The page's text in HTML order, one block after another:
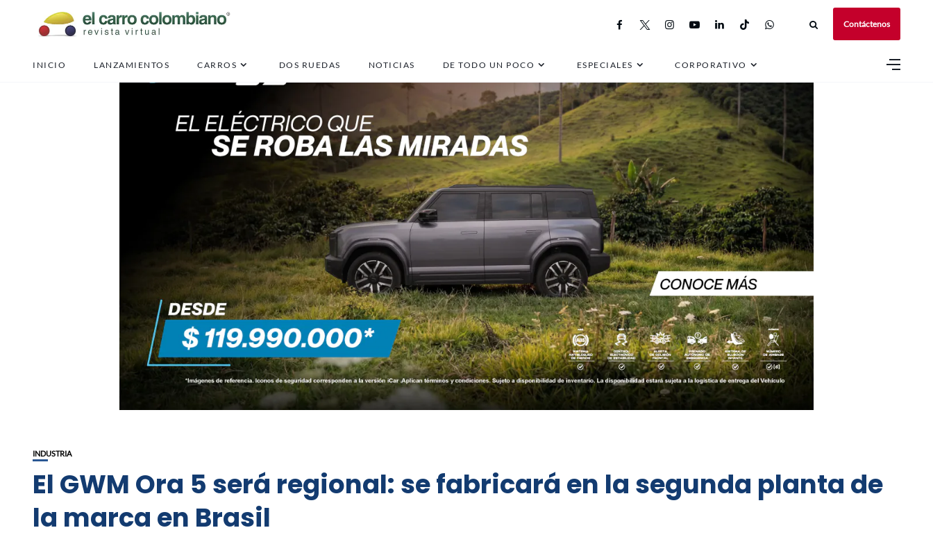
Contáctenos
INICIO LANZAMIENTOS CARROS DOS RUEDAS NOTICIAS DE TODO UN POCO ESPECIALES CORPORATIVO
INDUSTRIA
El GWM Ora 5 será regional: se fabricará en la segunda planta de
la marca en Brasil